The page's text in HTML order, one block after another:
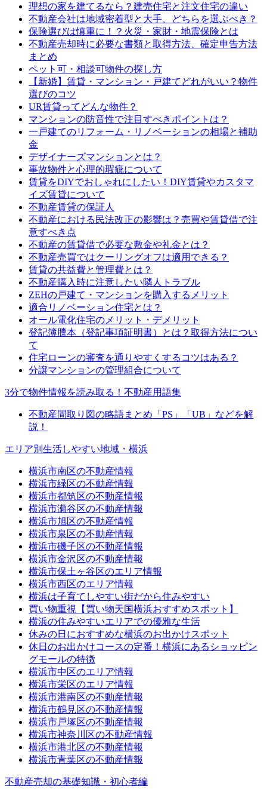
理想の家を建てるなら？建売住宅と注文住宅の違い
不動産会社は地域密着型と大手、どちらを選ぶべき？
保険選びは慎重に！？火災・家財・地震保険とは
不動産売却時に必要な書類と取得方法、確定申告方法
まとめ
ペット可・相談可物件の探し方
【新婚】賃貸・マンション・戸建てどれがいい？物件
選びのコツ
UR賃貸ってどんな物件？
マンションの防音性で注目すべきポイントは？
一戸建てのリフォーム・リノベーションの相場と補助
金
デザイナーズマンションとは？
事故物件と心理的瑕疵について
賃貸をDIYでおしゃれにしたい！DIY賃貸やカスタマ
イズ賃貸について
不動産賃貸の保証人
不動産における民法改正の影響は？売買や賃貸借で注
意すべき点
不動産の賃貸借で必要な敷金や礼金とは？
不動産売買ではクーリングオフは適用できる？
賃貸の共益費と管理費とは？
不動産購入時に注意したい隣人トラブル
ZEHの戸建て・マンションを購入するメリット
適合リノベーション住宅とは？
オール電化住宅のメリット・デメリット
登記簿謄本（登記事項証明書）とは？取得方法につい
て
住宅ローンの審査を通りやすくするコツはある？
分譲マンションの管理組合について
3分で物件情報を読み取る！不動産用語集
不動産間取り図の略語まとめ「PS」「UB」などを解
説！
エリア別生活しやすい地域・横浜
横浜市南区の不動産情報
横浜市緑区の不動産情報
横浜市都筑区の不動産情報
横浜市瀬谷区の不動産情報
横浜市旭区の不動産情報
横浜市泉区の不動産情報
横浜市磯子区の不動産情報
横浜市金沢区の不動産情報
横浜市保土ヶ谷区のエリア情報
横浜市西区のエリア情報
横浜は子育てしやすい街だから住みやすい
買い物重視【買い物天国横浜おすすめスポット】
横浜の住みやすいエリアでの優雅な生活
休みの日におすすめな横浜のお出かけスポット
休日のお出かけコースの定番！横浜にあるショッピン
グモールの特徴
横浜市中区のエリア情報
横浜市栄区のエリア情報
横浜市港南区の不動産情報
横浜市鶴見区の不動産情報
横浜市戸塚区の不動産情報
横浜市神奈川区の不動産情報
横浜市港北区の不動産情報
横浜市青葉区の不動産情報
不動産売却の基礎知識・初心者編